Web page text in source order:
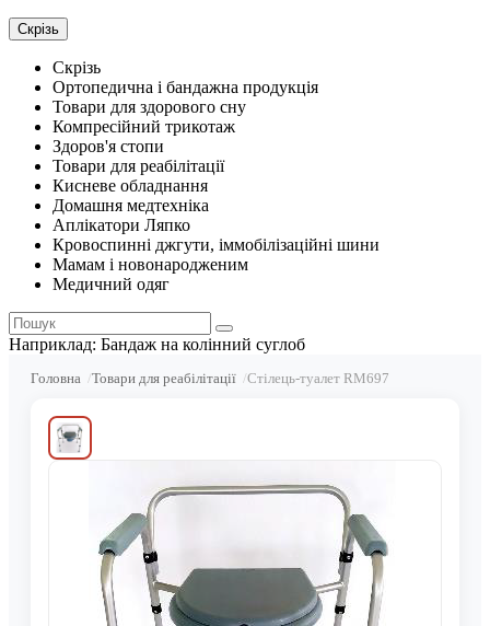
Скрізь
Скрізь
Ортопедична і бандажна продукція
Товари для здорового сну
Компресійний трикотаж
Здоров'я стопи
Товари для реабілітації
Кисневе обладнання
Домашня медтехніка
Аплікатори Ляпко
Кровоспинні джгути, іммобілізаційні шини
Мамам і новонародженим
Медичний одяг
Наприклад: Бандаж на колінний суглоб
Головна Товари для реабілітації Стілець-туалет RM697